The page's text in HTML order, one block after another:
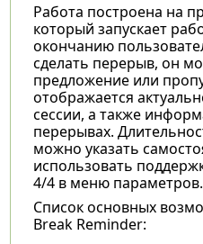
Работа построена на
который запускает
окончанию
сделать перерыв, он
предложение или
отображается
сессии, а также
перерывах.
можно указать
использовать
4/4 в меню параметров.
Список основных
Break Reminder: